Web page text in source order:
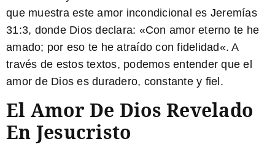
que muestra este amor incondicional es Jeremías
31:3, donde Dios declara: «Con amor eterno te he
amado; por eso te he atraído con fidelidad«. A
través de estos textos, podemos entender que el
amor de Dios es duradero, constante y fiel.
El Amor De Dios Revelado
En Jesucristo